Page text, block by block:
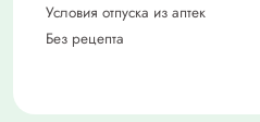
Условия отпуска из аптек
Без рецепта